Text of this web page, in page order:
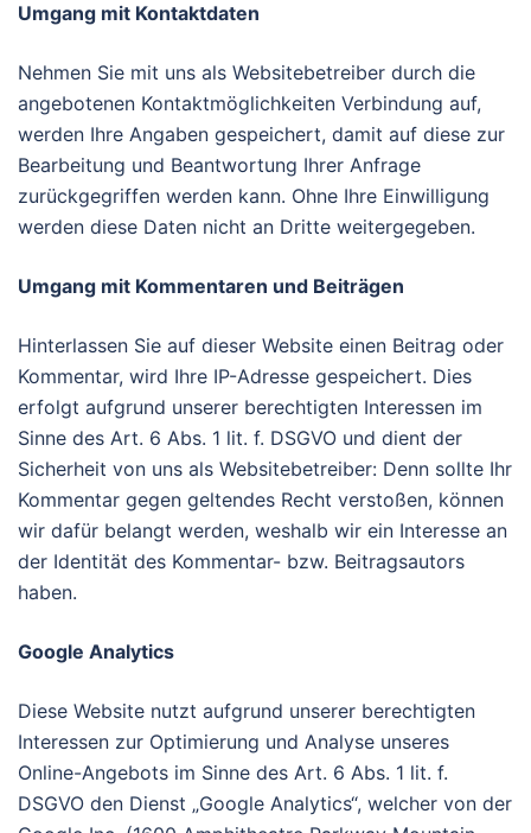
Umgang mit Kontaktdaten
Nehmen Sie mit uns als Websitebetreiber durch die
angebotenen Kontaktmöglichkeiten Verbindung auf,
werden Ihre Angaben gespeichert, damit auf diese zur
Bearbeitung und Beantwortung Ihrer Anfrage
zurückgegriffen werden kann. Ohne Ihre Einwilligung
werden diese Daten nicht an Dritte weitergegeben.
Umgang mit Kommentaren und Beiträgen
Hinterlassen Sie auf dieser Website einen Beitrag oder
Kommentar, wird Ihre IP-Adresse gespeichert. Dies
erfolgt aufgrund unserer berechtigten Interessen im
Sinne des Art. 6 Abs. 1 lit. f. DSGVO und dient der
Sicherheit von uns als Websitebetreiber: Denn sollte Ihr
Kommentar gegen geltendes Recht verstoßen, können
wir dafür belangt werden, weshalb wir ein Interesse an
der Identität des Kommentar- bzw. Beitragsautors
haben.
Google Analytics
Diese Website nutzt aufgrund unserer berechtigten
Interessen zur Optimierung und Analyse unseres
Online-Angebots im Sinne des Art. 6 Abs. 1 lit. f.
DSGVO den Dienst „Google Analytics“, welcher von der